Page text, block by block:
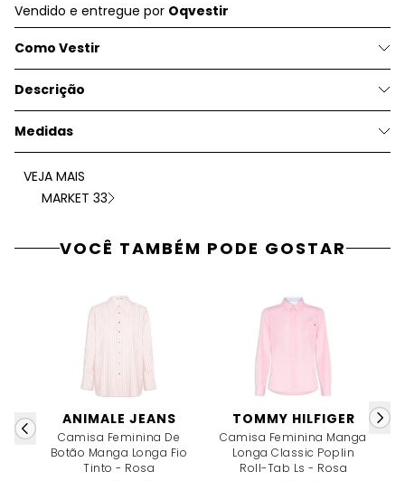
Vendido e entregue por Oqvestir
Como Vestir
Descrição
Medidas
VEJA MAIS
MARKET 33
VOCÊ TAMBÉM PODE GOSTAR
ANIMALE JEANS
Camisa Feminina De
Botão Manga Longa Fio
Tinto - Rosa
TOMMY HILFIGER
Camisa Feminina Manga
Longa Classic Poplin
Roll-Tab Ls - Rosa